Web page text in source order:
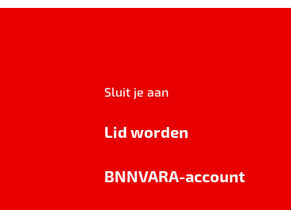
Sluit je aan
Lid worden
BNNVARA-account